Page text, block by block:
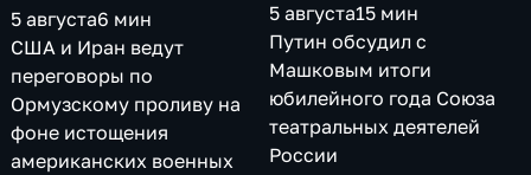
5 августа6 мин
США и Иран ведут
переговоры по
Ормузскому проливу на
фоне истощения
американских военных
5 августа15 мин
Путин обсудил с
Машковым итоги
юбилейного года Союза
театральных деятелей
России